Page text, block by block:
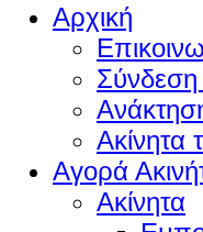
Αρχική
Ακίνητα
Αγορά
Ακίνητα